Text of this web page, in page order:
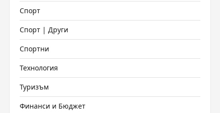
Спорт
Спорт | Други
Спортни
Технология
Туризъм
Финанси и Бюджет